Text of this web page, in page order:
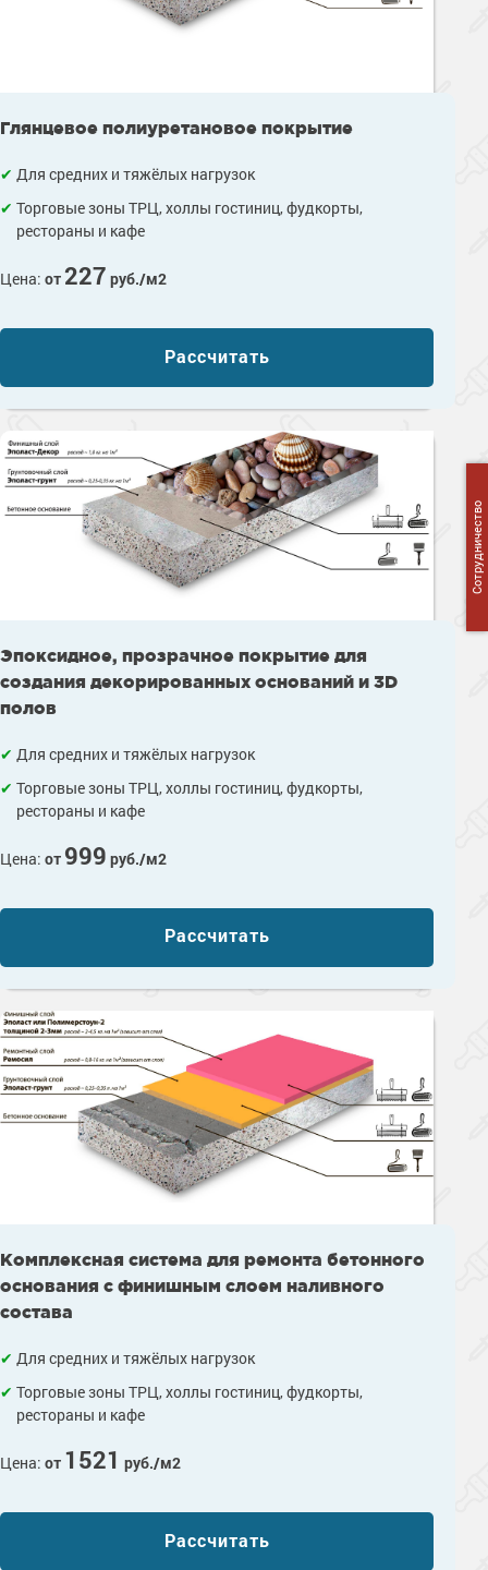
Глянцевое полиуретановое покрытие
Для средних и тяжёлых нагрузок
Торговые зоны ТРЦ, холлы гостиниц, фудкорты,
рестораны и кафе
Цена: от227 руб./м2
Рассчитать
Эпоксидное, прозрачное покрытие для
создания декорированных оснований и 3D
полов
Для средних и тяжёлых нагрузок
Торговые зоны ТРЦ, холлы гостиниц, фудкорты,
рестораны и кафе
Цена: от 999 руб./м2
Рассчитать
Комплексная система для ремонта бетонного
основания с финишным слоем наливного
состава
Для средних и тяжёлых нагрузок
Торговые зоны ТРЦ, холлы гостиниц, фудкорты,
рестораны и кафе
Цена: от 1521 руб./м2
Рассчитать
Сотрудничество